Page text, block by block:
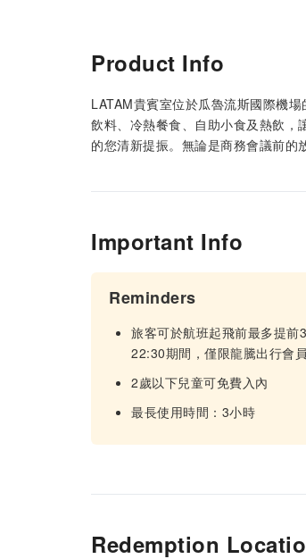
Product Info
LATAM貴賓室位於瓜魯流斯國際機
飲料、冷熱餐食、自助小食及熱飲，
的您清新提振。無論是商務會議前的
Important Info
Reminders
旅客可於航班起飛前最多提
22:30期間，僅限龍騰出行會員
2歲以下兒童可免費入內
最長使用時間：3小時
Redemption